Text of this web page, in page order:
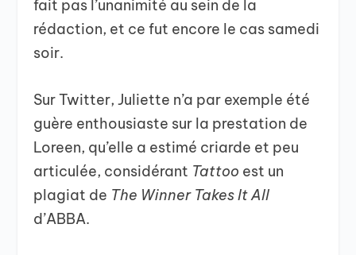
fait pas l’unanimité au sein de la
rédaction, et ce fut encore le cas samedi
soir.
Sur Twitter, Juliette n’a par exemple été
guère enthousiaste sur la prestation de
Loreen, qu’elle a estimé criarde et peu
articulée, considérant Tattoo est un
plagiat de The Winner Takes It All
d’ABBA.